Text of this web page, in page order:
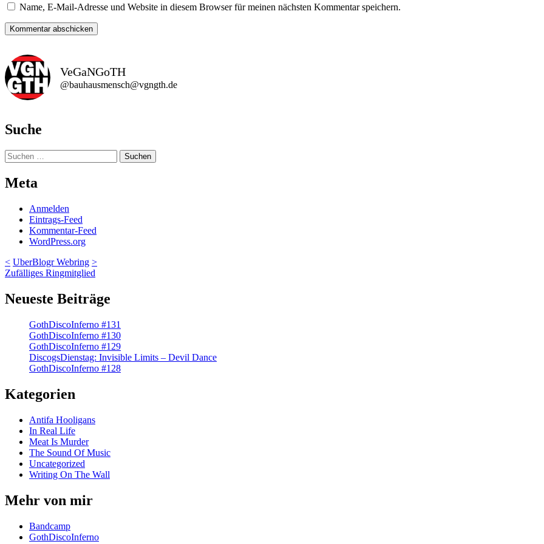
Name, E-Mail-Adresse und Website in diesem Browser für meinen nächsten Kommentar speichern.
VeGaNGoTH
@bauhausmensch@vgngth.de
Suche
Suchen
nach:
Meta
Anmelden
Eintrags-Feed
Kommentar-Feed
WordPress.org
< UberBlogr Webring >
Zufälliges Ringmitglied
Neueste Beiträge
GothDiscoInferno #131
GothDiscoInferno #130
GothDiscoInferno #129
DiscogsDienstag: Invisible Limits – Devil Dance
GothDiscoInferno #128
Kategorien
Antifa Hooligans
In Real Life
Meat Is Murder
The Sound Of Music
Uncategorized
Writing On The Wall
Mehr von mir
Bandcamp
GothDiscoInferno